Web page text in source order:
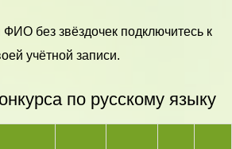
без звёздочек подключитесь к
учётной записи.
по русскому языку